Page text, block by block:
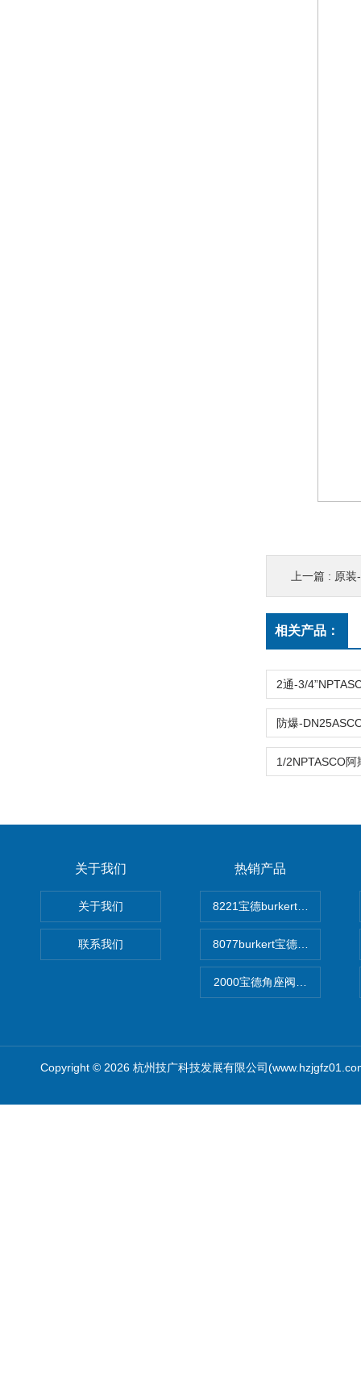
上一篇 : 原装-
相关产品：
关于我们
关于我们
联系我们
热销产品
8221宝德burkert电导率探头
8077burkert宝德椭圆齿轮脉
2000宝德角座阀德国宝帝
Copyright © 2026 杭州技广科技发展有限公司